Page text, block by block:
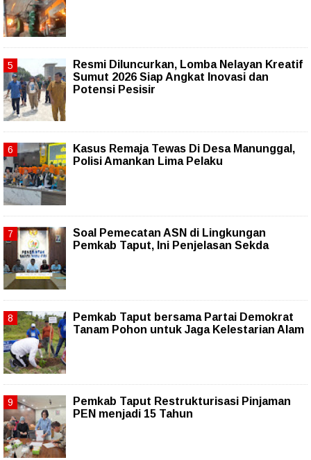
Resmi Diluncurkan, Lomba Nelayan Kreatif
Sumut 2026 Siap Angkat Inovasi dan
Potensi Pesisir
Kasus Remaja Tewas Di Desa Manunggal,
Polisi Amankan Lima Pelaku
Soal Pemecatan ASN di Lingkungan
Pemkab Taput, Ini Penjelasan Sekda
Pemkab Taput bersama Partai Demokrat
Tanam Pohon untuk Jaga Kelestarian Alam
Pemkab Taput Restrukturisasi Pinjaman
PEN menjadi 15 Tahun‎